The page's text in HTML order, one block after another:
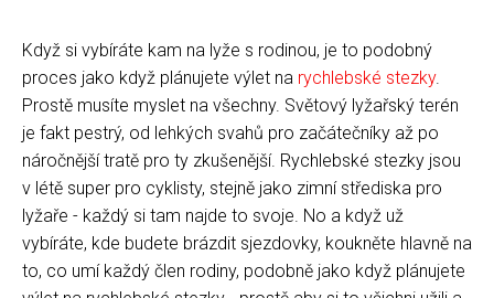
Když si vybíráte kam na lyže s rodinou, je to podobný
proces jako když plánujete výlet na rychlebské stezky.
Prostě musíte myslet na všechny. Světový lyžařský terén
je fakt pestrý, od lehkých svahů pro začátečníky až po
náročnější tratě pro ty zkušenější. Rychlebské stezky jsou
v létě super pro cyklisty, stejně jako zimní střediska pro
lyžaře - každý si tam najde to svoje. No a když už
vybíráte, kde budete brázdit sjezdovky, koukněte hlavně na
to, co umí každý člen rodiny, podobně jako když plánujete